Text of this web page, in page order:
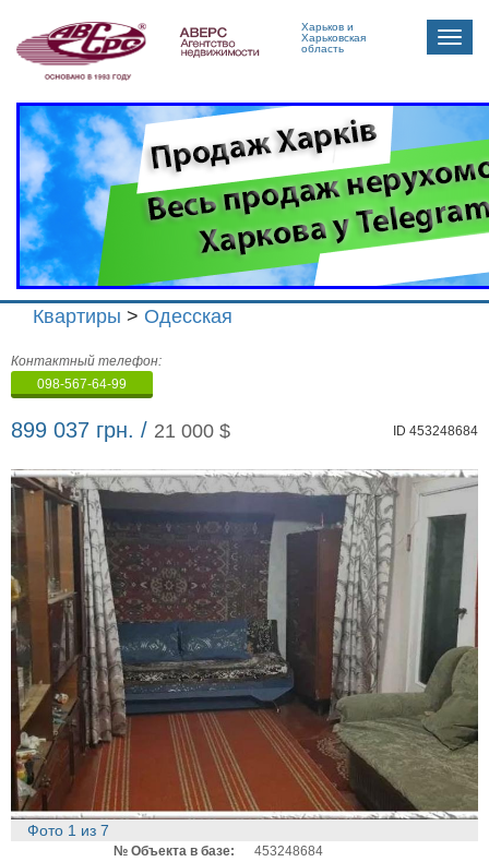
Харьков и
Харьковская
область
Toggle
Квартиры > Одесская
Агенство
недвижимости
"Аверс"
Контактный телефон:
098-567-64-99
899 037 грн. / 21 000 $ ID 453248684
Фото 1 из 7
№ Объекта в базе:
453248684